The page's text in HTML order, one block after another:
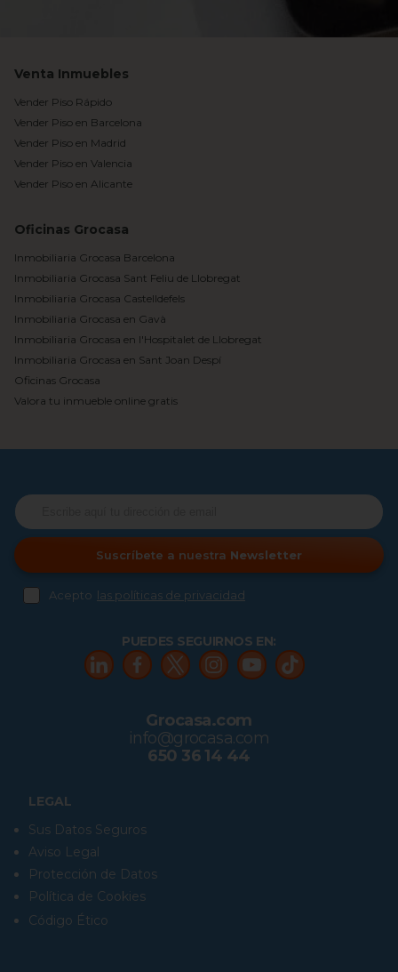
Venta Inmuebles
Vender Piso Rápido
Vender Piso en Barcelona
Vender Piso en Madrid
Vender Piso en Valencia
Vender Piso en Alicante
Oficinas Grocasa
Inmobiliaria Grocasa Barcelona
Inmobiliaria Grocasa Sant Feliu de Llobregat
Inmobiliaria Grocasa Castelldefels
Inmobiliaria Grocasa en Gavà
Inmobiliaria Grocasa en l'Hospitalet de Llobregat
Inmobiliaria Grocasa en Sant Joan Despí
Oficinas Grocasa
Valora tu inmueble online gratis
Suscríbete a nuestra Newsletter
Acepto las políticas de privacidad
LEGAL
Sus Datos Seguros
Aviso Legal
Protección de Datos
Política de Cookies
Código Ético
PUEDES SEGUIRNOS EN:
Grocasa.com
info@grocasa.com
650 36 14 44